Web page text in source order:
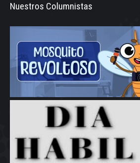
Nuestros Columnistas